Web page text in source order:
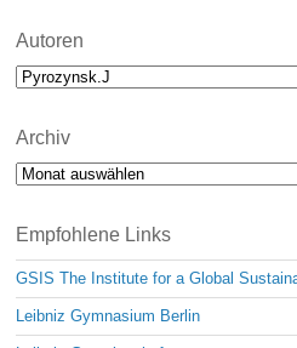
Autoren
Archiv
Archiv
Empfohlene Links
GSIS The Institute for a Global
Leibniz Gymnasium Berlin